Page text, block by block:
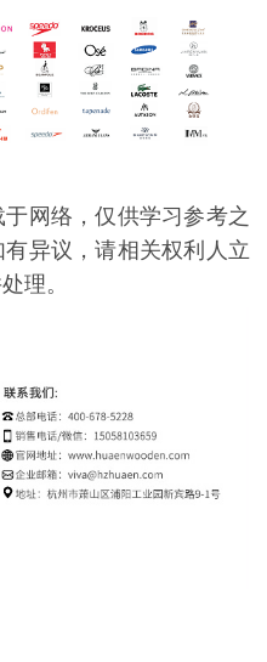
网络，仅供学习参考之
异议，请相关权利人立
理。